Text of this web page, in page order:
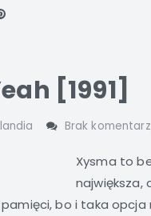
[1991]
Brak
Xysma to
największa,
bo i taka opcja